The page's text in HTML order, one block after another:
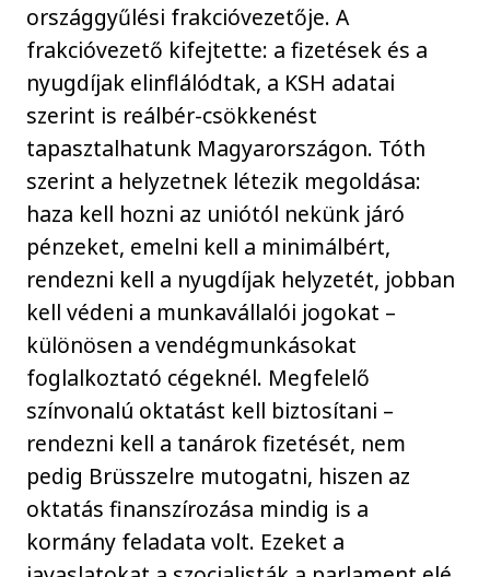
országgyűlési frakcióvezetője. A
frakcióvezető kifejtette: a fizetések és a
nyugdíjak elinflálódtak, a KSH adatai
szerint is reálbér-csökkenést
tapasztalhatunk Magyarországon. Tóth
szerint a helyzetnek létezik megoldása:
haza kell hozni az uniótól nekünk járó
pénzeket, emelni kell a minimálbért,
rendezni kell a nyugdíjak helyzetét, jobban
kell védeni a munkavállalói jogokat –
különösen a vendégmunkásokat
foglalkoztató cégeknél. Megfelelő
színvonalú oktatást kell biztosítani –
rendezni kell a tanárok fizetését, nem
pedig Brüsszelre mutogatni, hiszen az
oktatás finanszírozása mindig is a
kormány feladata volt. Ezeket a